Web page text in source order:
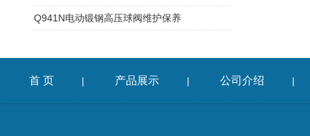
Q941N电动锻钢高压球阀维护保养
首 页 | 产品展示 | 公司介绍 |